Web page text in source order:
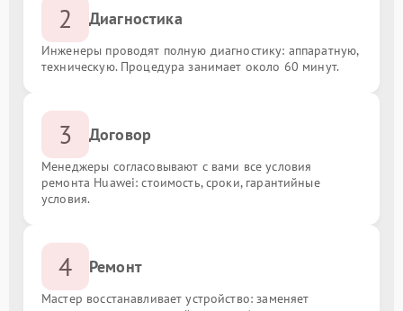
2 Диагностика
Инженеры проводят полную диагностику: аппаратную,
техническую. Процедура занимает около 60 минут.
3 Договор
Менеджеры согласовывают с вами все условия
ремонта Huawei: стоимость, сроки, гарантийные
условия.
4 Ремонт
Мастер восстанавливает устройство: заменяет